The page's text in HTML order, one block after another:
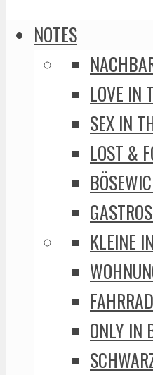
NOTES
LOVE IN
SEX IN
LOST &
KLEINE
ONLY IN